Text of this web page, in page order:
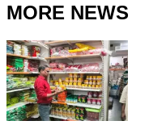
MORE NEWS